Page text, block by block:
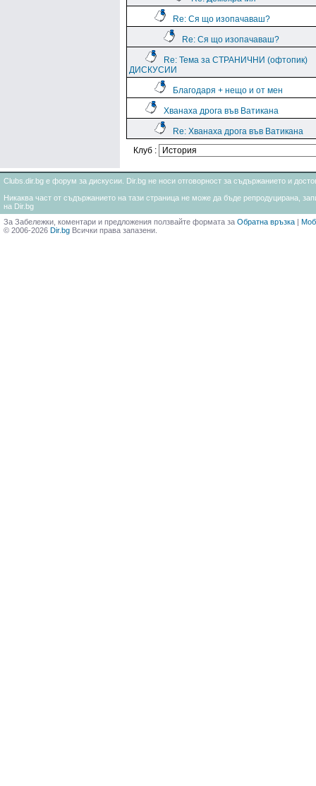
Re: Ся що изопачаваш?
Re: Ся що изопачаваш?
Re: Тема за СТРАНИЧНИ (офтопик)
ДИСКУСИИ
Благодаря + нещо и от мен
Хванаха дрога във Ватикана
Re: Хванаха дрога във Ватикана
Клуб :
Clubs.dir.bg е форум за дискусии. Dir.bg не носи отговорност за съдържанието и
Никаква част от съдържанието на тази страница не може да бъде репродуцирана,
на Dir.bg
За Забележки, коментари и предложения ползвайте формата за Обратна връзка |
© 2006-2026 Dir.bg Всички права запазени.